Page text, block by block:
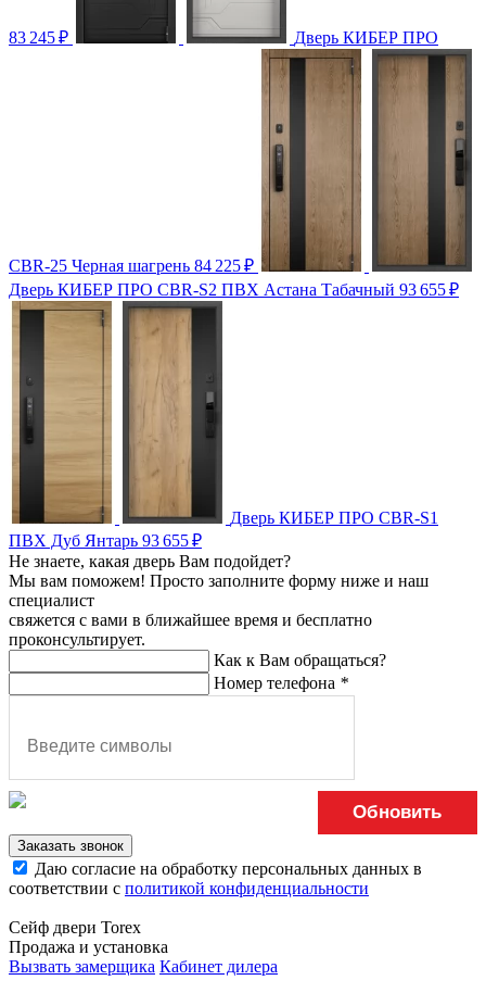
83 245₽ Дверь КИБЕР ПРО
CBR-25 Черная шагрень 84 225₽
Дверь КИБЕР ПРО CBR-S2 ПВХ Астана Табачный 93 655₽
Дверь КИБЕР ПРО CBR-S1
ПВХ Дуб Янтарь 93 655₽
Не знаете, какая дверь Вам подойдет?
Мы вам поможем! Просто заполните форму ниже и наш
специалист
свяжется с вами в ближайшее время и бесплатно
проконсультирует.
Как к Вам обращаться?
Номер телефона *
Обновить
Заказать звонок
Даю согласие на обработку персональных данных в
соответствии с политикой конфиденциальности
Сейф двери Torex
Продажа и установка
Вызвать замерщика Кабинет дилера